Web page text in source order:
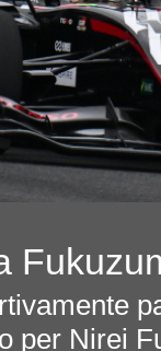
per Nirei